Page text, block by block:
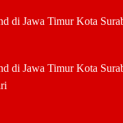
di Jawa Timur Kota
di Jawa Timur Kota